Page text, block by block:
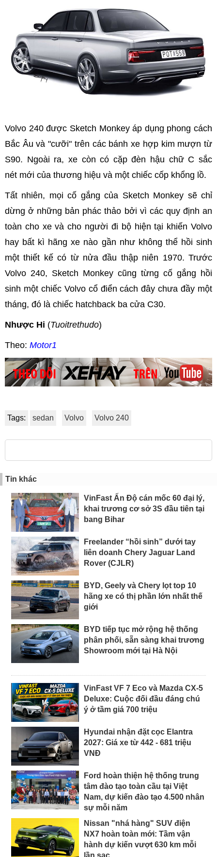
Volvo 240 được Sketch Monkey áp dụng phong cách
Bắc Âu và "cưỡi" trên các bánh xe hợp kim mượn từ
S90. Ngoài ra, xe còn có cặp đèn hậu chữ C sắc
nét mới của thương hiệu và một chiếc cốp khổng lồ.
Tất nhiên, mọi cố gắng của Sketch Monkey sẽ chỉ
dừng ở những bản phác thảo bởi vì các quy định an
toàn cho xe và cho người đi bộ hiện tại khiến Volvo
hay bất kì hãng xe nào gần như không thể hồi sinh
một thiết kế có từ nửa đầu thập niên 1970. Trước
Volvo 240, Sketch Monkey cũng từng cố gắng hồi
sinh một chiếc Volvo cổ điển cách đây chưa đầy một
tháng, đó là chiếc hatchback ba cửa C30.
Nhược Hi (Tuoitrethudo)
Theo: Motor1
Tags: sedan Volvo Volvo 240
Tin khác
VinFast Ấn Độ cán mốc 60 đại lý,
khai trương cơ sở 3S đầu tiên tại
bang Bihar
Freelander “hồi sinh” dưới tay
liên doanh Chery Jaguar Land
Rover (CJLR)
BYD, Geely và Chery lọt top 10
hãng xe có thị phần lớn nhất thế
giới
BYD tiếp tục mở rộng hệ thống
phân phối, sẵn sàng khai trương
Showroom mới tại Hà Nội
VinFast VF 7 Eco và Mazda CX-5
Deluxe: Cuộc đối đầu đáng chú
ý ở tầm giá 700 triệu
Hyundai nhận đặt cọc Elantra
2027: Giá xe từ 442 - 681 triệu
VNĐ
Ford hoàn thiện hệ thống trung
tâm đào tạo toàn cầu tại Việt
Nam, dự kiến đào tạo 4.500 nhân
sự mỗi năm
Nissan "nhá hàng" SUV điện
NX7 hoàn toàn mới: Tầm vận
hành dự kiến vượt 630 km mỗi
lần sạc